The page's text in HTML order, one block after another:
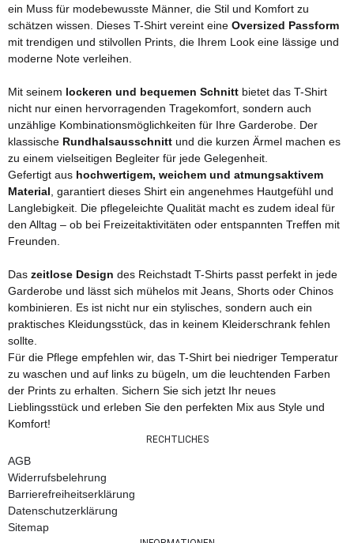
ein Muss für modebewusste Männer, die Stil und Komfort zu
schätzen wissen. Dieses T-Shirt vereint eine Oversized Passform
mit trendigen und stilvollen Prints, die Ihrem Look eine lässige und
moderne Note verleihen.
Mit seinem lockeren und bequemen Schnitt bietet das T-Shirt
nicht nur einen hervorragenden Tragekomfort, sondern auch
unzählige Kombinationsmöglichkeiten für Ihre Garderobe. Der
klassische Rundhalsausschnitt und die kurzen Ärmel machen es
zu einem vielseitigen Begleiter für jede Gelegenheit.
Gefertigt aus hochwertigem, weichem und atmungsaktivem
Material , garantiert dieses Shirt ein angenehmes Hautgefühl und
Langlebigkeit. Die pflegeleichte Qualität macht es zudem ideal für
den Alltag – ob bei Freizeitaktivitäten oder entspannten Treffen mit
Freunden.
Das zeitlose Design des Reichstadt T-Shirts passt perfekt in jede
Garderobe und lässt sich mühelos mit Jeans, Shorts oder Chinos
kombinieren. Es ist nicht nur ein stylisches, sondern auch ein
praktisches Kleidungsstück, das in keinem Kleiderschrank fehlen
sollte.
Für die Pflege empfehlen wir, das T-Shirt bei niedriger Temperatur
zu waschen und auf links zu bügeln, um die leuchtenden Farben
der Prints zu erhalten. Sichern Sie sich jetzt Ihr neues
Lieblingsstück und erleben Sie den perfekten Mix aus Style und
Komfort!
RECHTLICHES
AGB
Widerrufsbelehrung
Barrierefreiheitserklärung
Datenschutzerklärung
Sitemap